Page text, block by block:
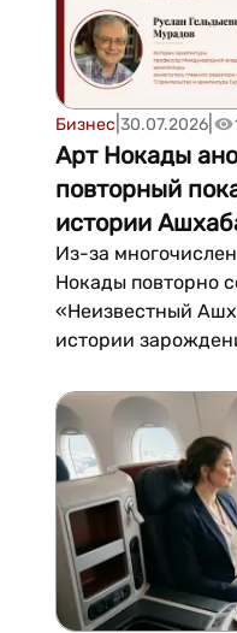
Бизнес 30.07.2026|
Арт Нокады
повторный
истории
Из-за
Нокады повторно
«Неизвестный
истории
станет
успел попасть на
желающих по-
города.Лекцию
архитектуры